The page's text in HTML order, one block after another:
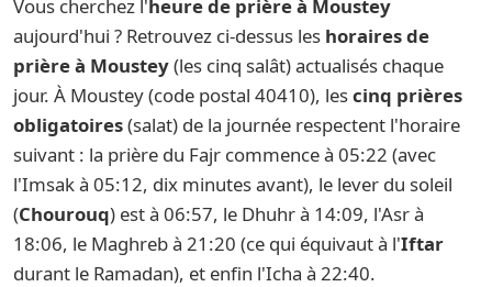
Vous cherchez l'heure de prière à Moustey
aujourd'hui ? Retrouvez ci-dessus les horaires de
prière à Moustey(les cinq salât) actualisés chaque
jour. À Moustey (code postal 40410), lescinq prières
obligatoires(salat) de la journée respectent l'horaire
suivant : la prière du Fajr commence à 05:22 (avec
l'Imsak à 05:12, dix minutes avant), le lever du soleil
(Chourouq) est à 06:57, le Dhuhr à 14:09, l'Asr à
18:06, le Maghreb à 21:20 (ce qui équivaut à l'Iftar
durant le Ramadan), et enfin l'Icha à 22:40.